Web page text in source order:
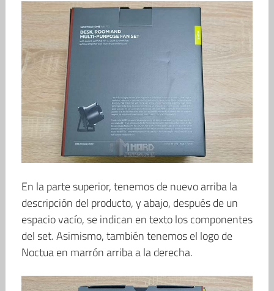
En la parte superior, tenemos de nuevo arriba la
descripción del producto, y abajo, después de un
espacio vacío, se indican en texto los componentes
del set. Asimismo, también tenemos el logo de
Noctua en marrón arriba a la derecha.